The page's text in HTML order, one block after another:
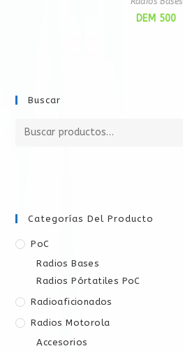
DEM 500
Buscar
Categorías Del Producto
PoC
Radios Bases
Radios Pórtatiles PoC
Radioaficionados
Radios Motorola
Accesorios